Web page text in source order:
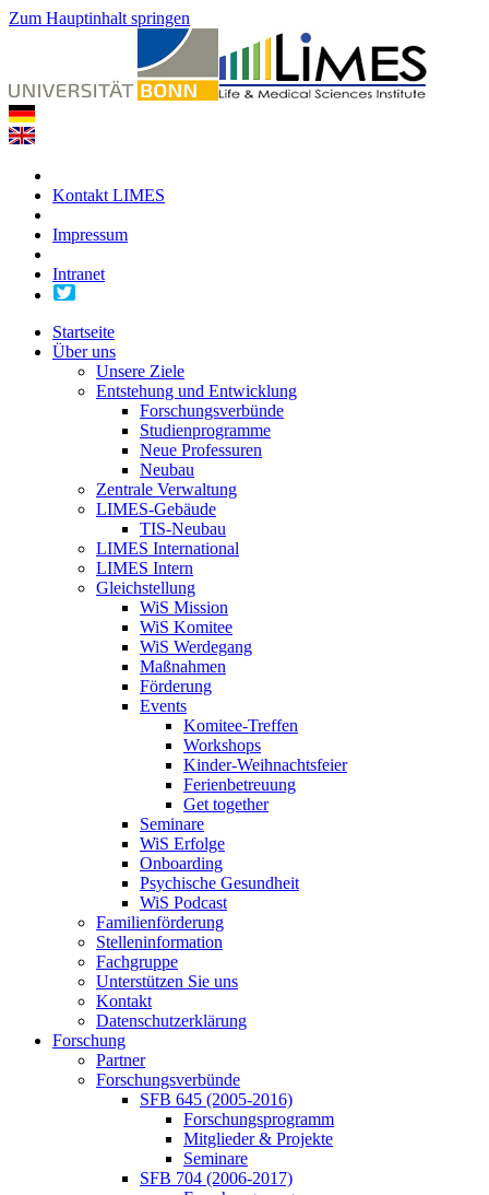
Zum Hauptinhalt springen
Kontakt LIMES
Impressum
Intranet
Startseite
Über uns
Unsere Ziele
Entstehung und Entwicklung
Forschungsverbünde
Studienprogramme
Neue Professuren
Neubau
Zentrale Verwaltung
LIMES-Gebäude
TIS-Neubau
LIMES International
LIMES Intern
Gleichstellung
WiS Mission
WiS Komitee
WiS Werdegang
Maßnahmen
Förderung
Events
Komitee-Treffen
Workshops
Kinder-Weihnachtsfeier
Ferienbetreuung
Get together
Seminare
WiS Erfolge
Onboarding
Psychische Gesundheit
WiS Podcast
Familienförderung
Stelleninformation
Fachgruppe
Unterstützen Sie uns
Kontakt
Datenschutzerklärung
Forschung
Partner
Forschungsverbünde
SFB 645 (2005-2016)
Forschungsprogramm
Mitglieder & Projekte
Seminare
SFB 704 (2006-2017)